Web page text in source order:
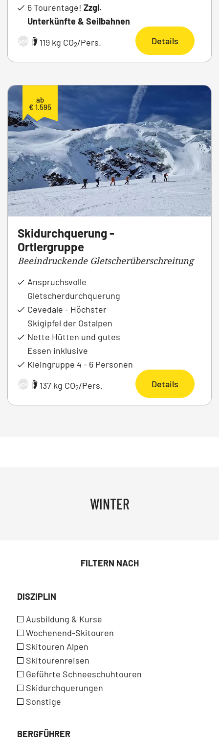
6 Tourentage! Zzgl.
Unterkünfte & Seilbahnen
ARCHIV | 119 kg CO2/Pers. Details
ab
€ 1.595
Skidurchquerung -
Ortlergruppe
Beeindruckende Gletscherüberschreitung
Anspruchsvolle
Gletscherdurchquerung
Cevedale - Höchster
Skigipfel der Ostalpen
Nette Hütten und gutes
Essen inklusive
Kleingruppe 4 - 6 Personen
ARCHIV | 137 kg CO2/Pers. Details
WINTER
FILTERN NACH
DISZIPLIN
Ausbildung & Kurse
Wochenend-Skitouren
Skitouren Alpen
Skitourenreisen
Geführte Schneeschuhtouren
Skidurchquerungen
Sonstige
BERGFÜHRER